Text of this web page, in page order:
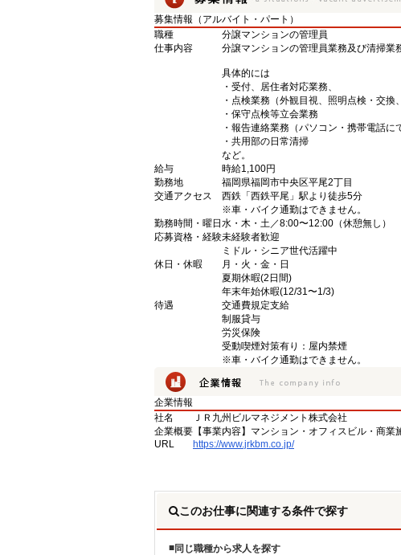
募集情報（アルバイト・パート）
職種
分譲マンションの管理員
仕事内容
分譲マンションの管理員業務及び清掃業
具体的には
・受付、居住者対応業務、
・点検業務（外観目視、照明点検・交換
・保守点検等立会業務
・報告連絡業務（パソコン・携帯電話に
・共用部の日常清掃
など。
給与
時給1,100円
勤務地
福岡県福岡市中央区平尾2丁目
交通アクセス
西鉄「西鉄平尾」駅より徒歩5分
※車・バイク通勤はできません。
勤務時間・曜日 水・木・土／8:00〜12:00（休憩無し）
応募資格・経験未経験者歓迎
ミドル・シニア世代活躍中
休日・休暇
月・火・金・日
夏期休暇(2日間)
年末年始休暇(12/31〜1/3)
待遇
交通費規定支給
制服貸与
労災保険
受動喫煙対策有り：屋内禁煙
※車・バイク通勤はできません。
企業情報
社名
ＪＲ九州ビルマネジメント株式会社
企業概要 【事業内容】マンション・オフィスビル・商業
URL
https://www.jrkbm.co.jp/
このお仕事に関連する条件で探す
同じ職種から求人を探す